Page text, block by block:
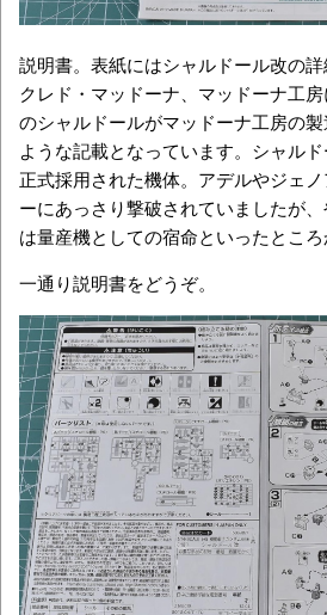
説明書。表紙にはシャルドール改の
クレド・マッドーナ、マッドーナ工
のシャルドールがマッドーナ工房の
ような記載となっています。シャル
正式採用された機体。アデルやジェ
ーにあっさり撃破されていましたが
は量産機としての宿命といったところ
一通り説明書をどうぞ。